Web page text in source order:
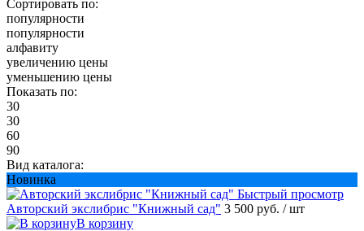
Сортировать по:
популярности
популярности
алфавиту
увеличению цены
уменьшению цены
Показать по:
30
30
60
90
Вид каталога:
Новинка
Быстрый просмотр
Авторский экслибрис "Книжный сад" 3 500 руб. / шт
В корзину